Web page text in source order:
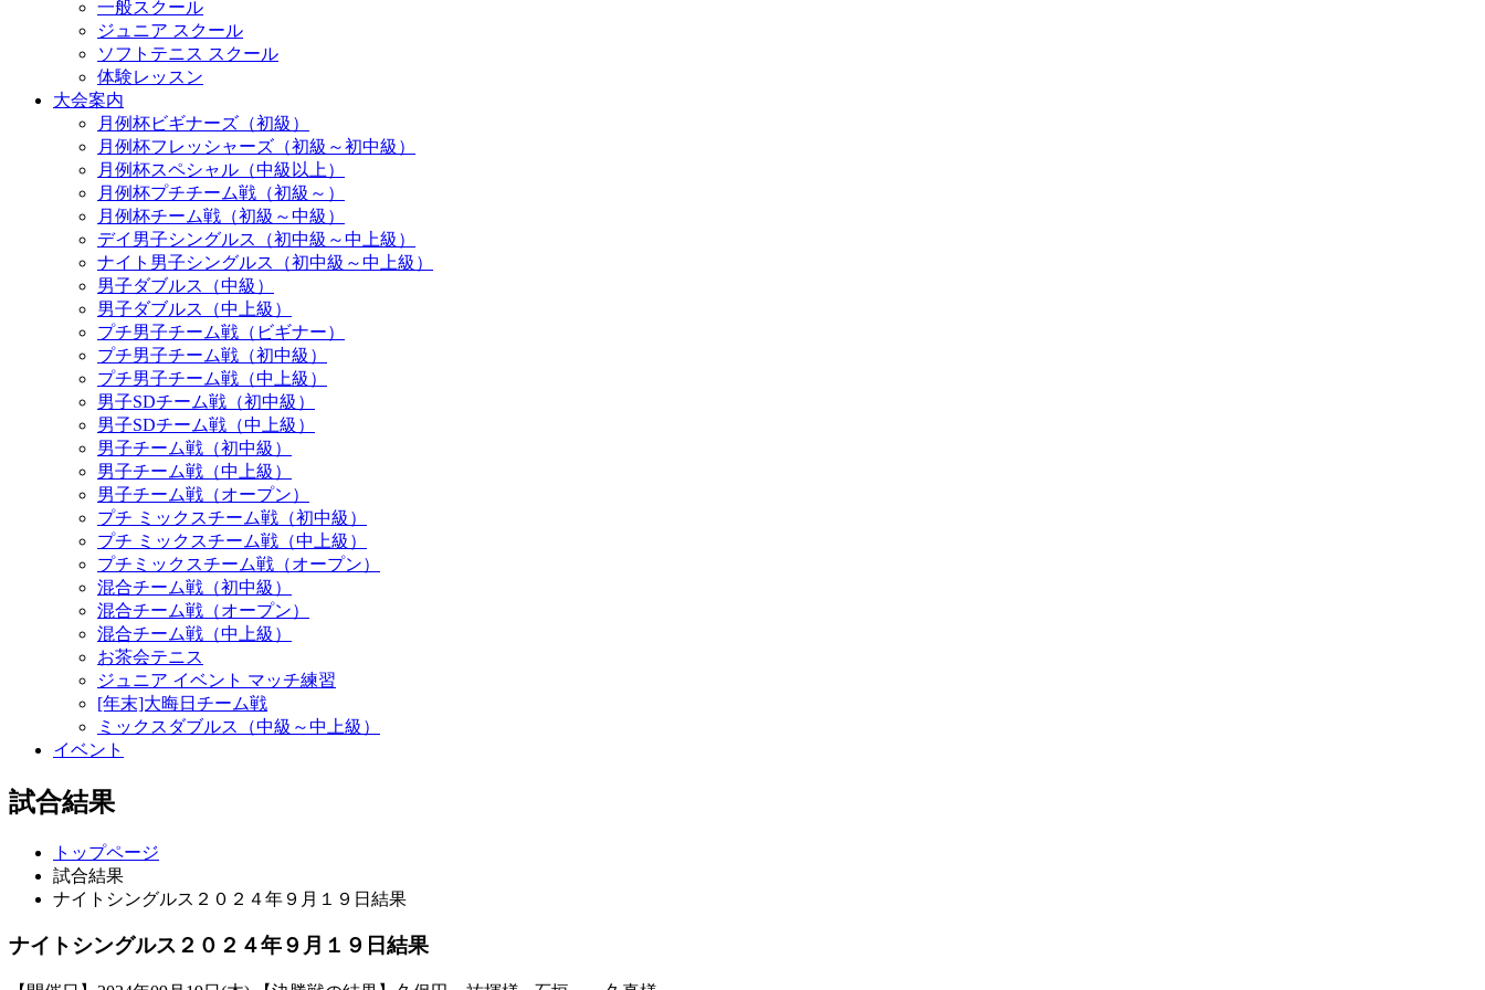
一般スクール
ジュニア スクール
ソフトテニス スクール
体験レッスン
大会案内
月例杯ビギナーズ（初級）
月例杯フレッシャーズ（初級～初中級）
月例杯スペシャル（中級以上）
月例杯プチチーム戦（初級～）
月例杯チーム戦（初級～中級）
デイ男子シングルス（初中級～中上級）
ナイト男子シングルス（初中級～中上級）
男子ダブルス（中級）
男子ダブルス（中上級）
プチ男子チーム戦（ビギナー）
プチ男子チーム戦（初中級）
プチ男子チーム戦（中上級）
男子SDチーム戦（初中級）
男子SDチーム戦（中上級）
男子チーム戦（初中級）
男子チーム戦（中上級）
男子チーム戦（オープン）
プチ ミックスチーム戦（初中級）
プチ ミックスチーム戦（中上級）
プチミックスチーム戦（オープン）
混合チーム戦（初中級）
混合チーム戦（オープン）
混合チーム戦（中上級）
お茶会テニス
ジュニア イベント マッチ練習
[年末]大晦日チーム戦
ミックスダブルス（中級～中上級）
イベント
試合結果
トップページ
試合結果
ナイトシングルス２０２４年９月１９日結果
ナイトシングルス２０２４年９月１９日結果